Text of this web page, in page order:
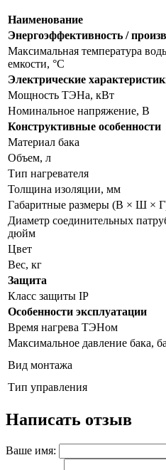
Наименование
Энергоэффективность /
Максимальная температура
емкости, °С
Электрические
Мощность ТЭНа, кВт
Номинальное напряжение, В
Конструктивные особенности
Материал бака
Объем, л
Тип нагревателя
Толщина изоляции, мм
Габаритные размеры (В × Ш ×
Диаметр соединительных
дюйм
Цвет
Вес, кг
Защита
Класс защиты IP
Особенности эксплуатации
Время нагрева ТЭНом
Максимальное давление бака,
Вид монтажа
Тип управления
Написать отзыв
Ваше имя: